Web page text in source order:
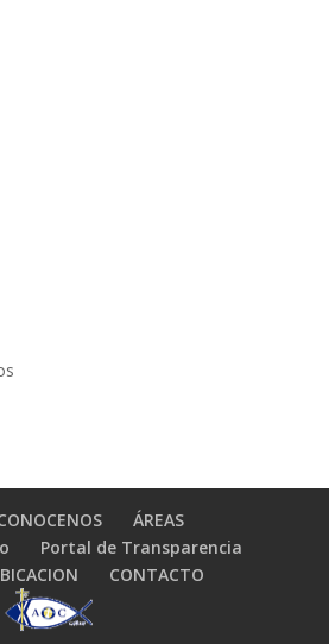
ÁREAS
Portal de Transparencia
CONTACTO